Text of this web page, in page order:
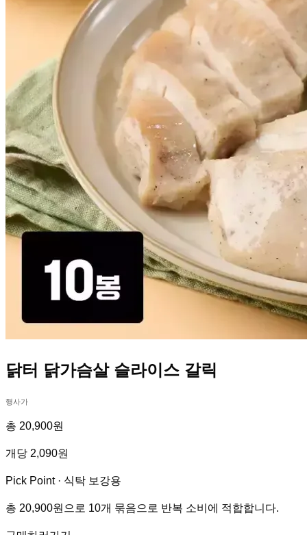
닭터 닭가슴살 슬라이스 갈릭
행사가
총 20,900원
개당 2,090원
Pick Point · 식탁 보강용
총 20,900원으로 10개 묶음으로 반복 소비에 적합합니다.